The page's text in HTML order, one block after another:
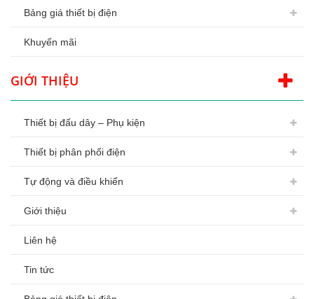
Bảng giá thiết bị điện
Khuyến mãi
GIỚI THIỆU
Thiết bị đấu dây – Phụ kiện
Thiết bị phân phối điện
Tự động và điều khiển
Giới thiệu
Liên hệ
Tin tức